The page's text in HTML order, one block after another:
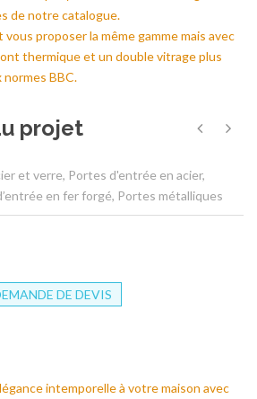
de notre catalogue.
proposer la même gamme mais avec
thermique et un double vitrage plus
BBC.
projet
et verre, Portes d'entrée en acier,
en fer forgé, Portes métalliques
DE DEVIS
intemporelle à votre maison avec